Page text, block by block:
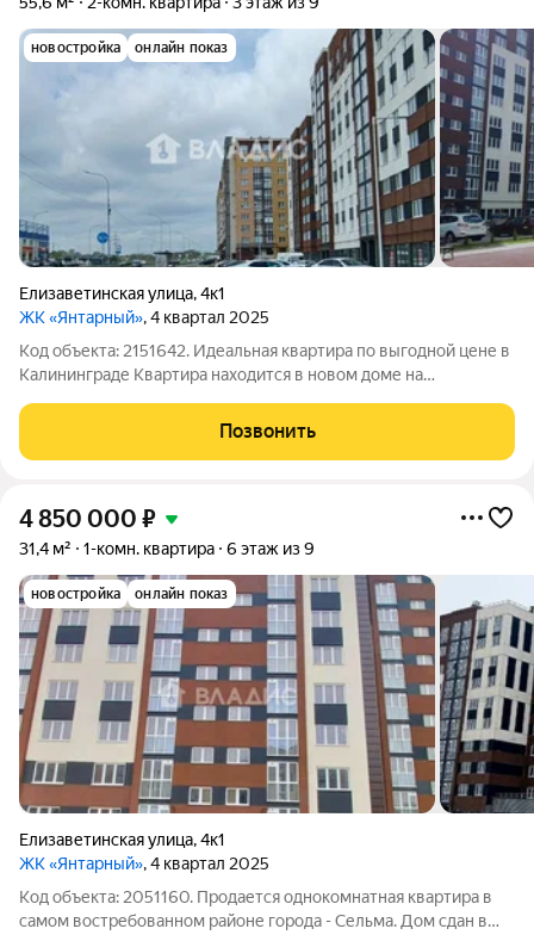
новостройка онлайн показ
Елизаветинская улица,4к1
ЖК «Янтарный», 4 квартал 2025
Код объекта: 2151642. Идеальная квартира по выгодной цене в
Калининграде Квартира находится в новом доме на
центру города и развитая транспортная развязка
обеспечивают удобный доступ ко всем
Позвонить
4 850 000 ₽
31,4 м² 1-комн. квартира 6 этаж из 9
новостройка онлайн показ
Елизаветинская улица,4к1
ЖК «Янтарный», 4 квартал 2025
Код объекта: 2051160. Продается однокомнатная квартира в
самом востребованном районе города - Сельма. Дом сдан в